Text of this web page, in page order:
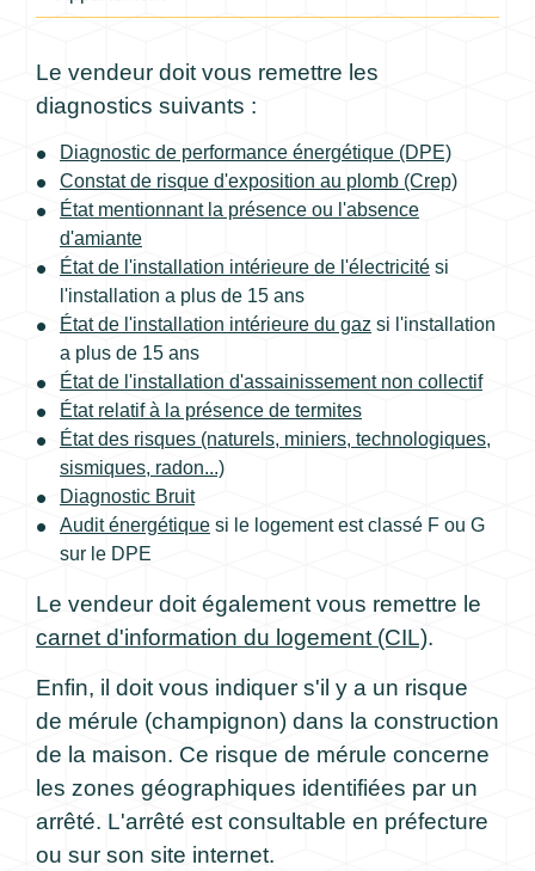
Le vendeur doit vous remettre les
diagnostics suivants :
Diagnostic de performance énergétique (DPE)
Constat de risque d'exposition au plomb (Crep)
État mentionnant la présence ou l'absence
d'amiante
État de l'installation intérieure de l'électricité si
l'installation a plus de 15 ans
État de l'installation intérieure du gaz si l'installation
a plus de 15 ans
État de l'installation d'assainissement non collectif
État relatif à la présence de termites
État des risques (naturels, miniers, technologiques,
sismiques, radon...)
Diagnostic Bruit
Audit énergétique si le logement est classé F ou G
sur le DPE
Le vendeur doit également vous remettre le
carnet d'information du logement (CIL).
Enfin, il doit vous indiquer s'il y a un risque
de mérule (champignon) dans la construction
de la maison. Ce risque de mérule concerne
les zones géographiques identifiées par un
arrêté. L'arrêté est consultable en préfecture
ou sur son site internet.